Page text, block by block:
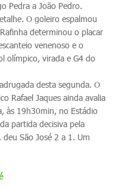
Pedra a João Pedro.
O goleiro espalmou
determinou o placar
venenoso e o
olímpico, virada e G4 do
desta segunda. O
Rafael Jaques ainda avalia
às 19h30min, no Estádio
partida decisiva pela
São José 2 a 1. Um